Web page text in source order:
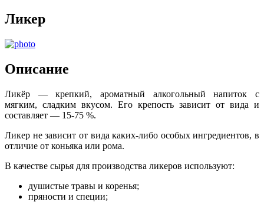
Ликер
Описание
Ликёр — крепкий, ароматный алкогольный напиток с
мягким, сладким вкусом. Его крепость зависит от вида и
составляет — 15-75 %.
Ликер не зависит от вида каких-либо особых ингредиентов, в
отличие от коньяка или рома.
В качестве сырья для производства ликеров используют:
душистые травы и коренья;
пряности и специи;